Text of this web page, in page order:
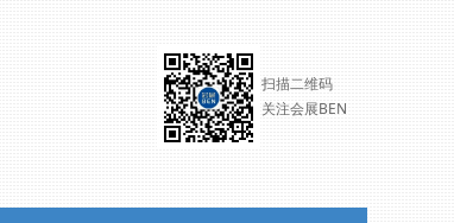
扫描二维码
关注会展BEN